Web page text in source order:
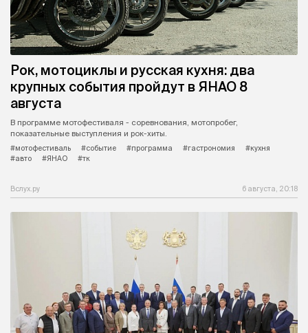
Рок, мотоциклы и русская кухня: два
крупных события пройдут в ЯНАО 8
августа
В программе мотофестиваля - соревнования, мотопробег,
показательные выступления и рок-хиты.
#мотофестиваль
#событие #программа #гастрономия
#кухня
#авто
#ЯНАО #тк
Вслух.ру 6 августа, 20:18